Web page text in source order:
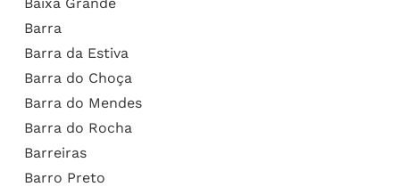
Barra
Barra da Estiva
Barra do Choça
Barra do Mendes
Barra do Rocha
Barreiras
Barro Preto